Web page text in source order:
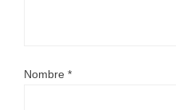
Nombre *